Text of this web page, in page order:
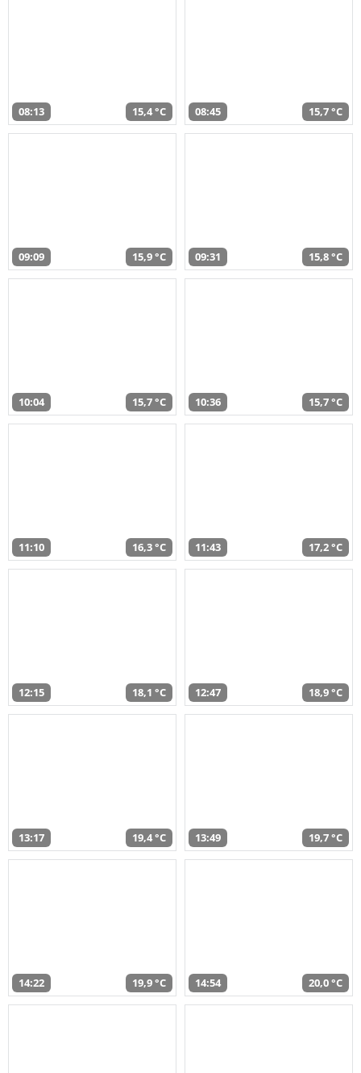
08:13 15,4 °C 08:45 15,7 °C
09:09 15,9 °C 09:31 15,8 °C
10:04 15,7 °C 10:36 15,7 °C
11:10 16,3 °C 11:43 17,2 °C
12:15 18,1 °C 12:47 18,9 °C
13:17 19,4 °C 13:49 19,7 °C
14:22 19,9 °C 14:54 20,0 °C